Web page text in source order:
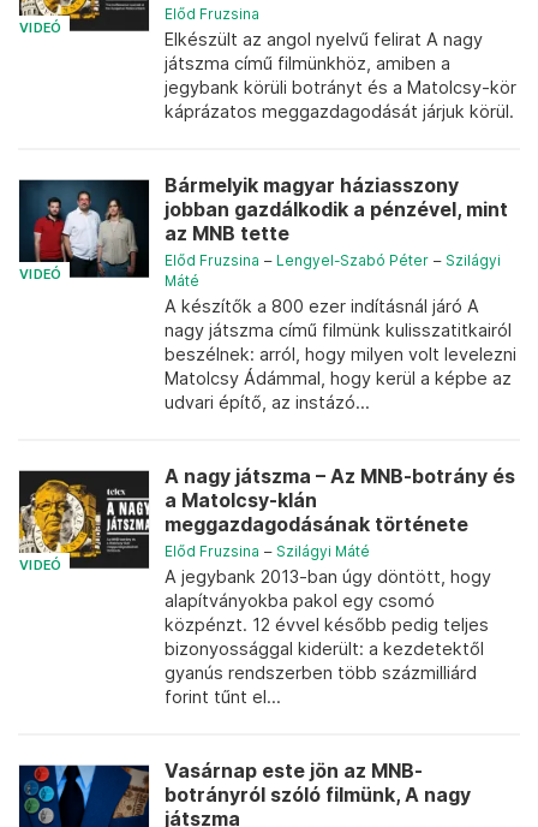
VIDEÓ
Előd Fruzsina
Elkészült az angol nyelvű felirat A nagy
játszma című filmünkhöz, amiben a
jegybank körüli botrányt és a Matolcsy-kör
káprázatos meggazdagodását járjuk körül.
VIDEÓ
Bármelyik magyar háziasszony
jobban gazdálkodik a pénzével, mint
az MNB tette
Előd Fruzsina – Lengyel-Szabó Péter – Szilágyi
Máté
A készítők a 800 ezer indításnál járó A
nagy játszma című filmünk kulisszatitkairól
beszélnek: arról, hogy milyen volt levelezni
Matolcsy Ádámmal, hogy kerül a képbe az
udvari építő, az instázó...
VIDEÓ
A nagy játszma – Az MNB-botrány és
a Matolcsy-klán
meggazdagodásának története
Előd Fruzsina – Szilágyi Máté
A jegybank 2013-ban úgy döntött, hogy
alapítványokba pakol egy csomó
közpénzt. 12 évvel később pedig teljes
bizonyossággal kiderült: a kezdetektől
gyanús rendszerben több százmilliárd
forint tűnt el...
Vasárnap este jön az MNB-
botrányról szóló filmünk, A nagy
játszma